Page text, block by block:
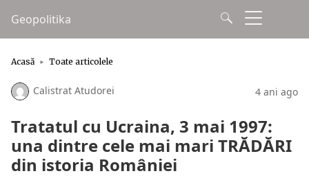
Geopolitika
Acasă Toate articolele
Calistrat Atudorei 4 ani ago
Tratatul cu Ucraina, 3 mai 1997:
una dintre cele mai mari TRĂDĂRI
din istoria României